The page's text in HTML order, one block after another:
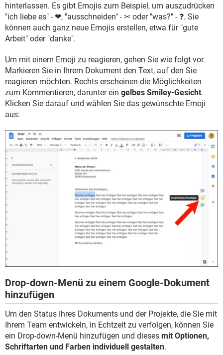
hinterlassen. Es gibt Emojis zum Beispiel, um auszudrücken
"ich liebe es" - ❤, "ausschneiden" - ✂ oder "was?" - ❓. Sie
können auch ganz neue Emojis erstellen, etwa für "gute
Arbeit" oder "danke".
Um mit einem Emoji zu reagieren, gehen Sie wie folgt vor.
Markieren Sie in Ihrem Dokument den Text, auf den Sie
reagieren möchten. Rechts erscheinen die Möglichkeiten
zum Kommentieren, darunter ein gelbes Smiley-Gesicht.
Klicken Sie darauf und wählen Sie das gewünschte Emoji
aus:
Drop-down-Menü zu einem Google-Dokument
hinzufügen
Um den Status Ihres Dokuments und der Projekte, die Sie mit
Ihrem Team entwickeln, in Echtzeit zu verfolgen, können Sie
ein Drop-down-Menü hinzufügen und dieses mit Optionen,
Schriftarten und Farben individuell gestalten.